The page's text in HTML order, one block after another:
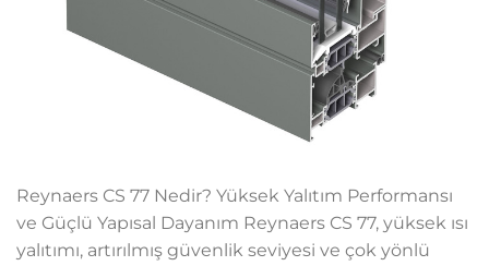
Reynaers CS 77 Nedir? Yüksek Yalıtım Performansı
ve Güçlü Yapısal Dayanım Reynaers CS 77, yüksek ısı
yalıtımı, artırılmış güvenlik seviyesi ve çok yönlü